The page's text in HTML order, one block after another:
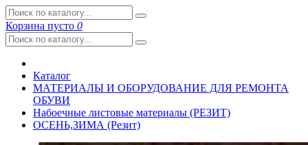
Корзина пусто 0
Каталог
МАТЕРИАЛЫ И ОБОРУДОВАНИЕ ДЛЯ РЕМОНТА
ОБУВИ
Набоечные листовые материалы (РЕЗИТ)
ОСЕНЬ,ЗИМА (Резит)